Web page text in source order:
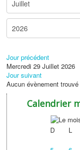
Jour précédent
Mercredi 29 Juillet 2026
Jour suivant
Aucun évènement trouvé
Calendrier
D
L